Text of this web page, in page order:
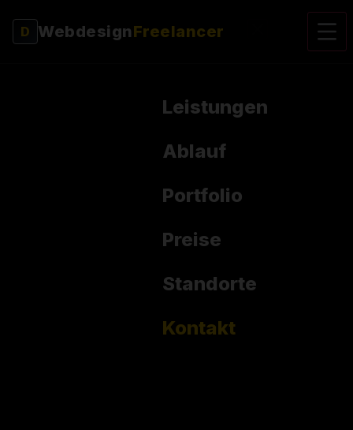
D WebdesignFreelancer
Leistungen
Ablauf
Portfolio
Preise
Standorte
Kontakt